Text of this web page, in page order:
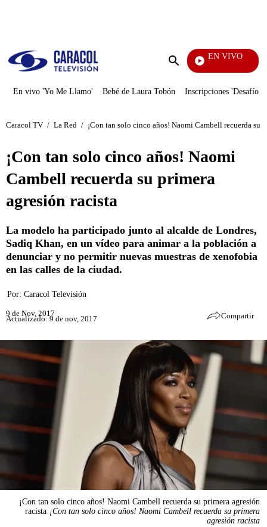
Enviar
EN VIVO
Yo
En vivo 'Yo Me Llamo' Bebé de Laura Tobón Inscripciones 'Desafío'
Caracol TV / La Red / ¡Con tan solo cinco años! Naomi Cambell recuerda su
¡Con tan solo cinco años! Naomi
Cambell recuerda su primera
agresión racista
La modelo ha participado junto al alcalde de Londres,
Sadiq Khan, en un vídeo para animar a la población a
denunciar y no permitir nuevas muestras de xenofobia
en las calles de la ciudad.
Por: Caracol Televisión
9 de Nov, 2017
Actualizado: 9 de nov, 2017 Compartir
¡Con tan solo cinco años! Naomi Cambell recuerda su primera agresión
racista ¡Con tan solo cinco años! Naomi Cambell recuerda su primera
agresión racista